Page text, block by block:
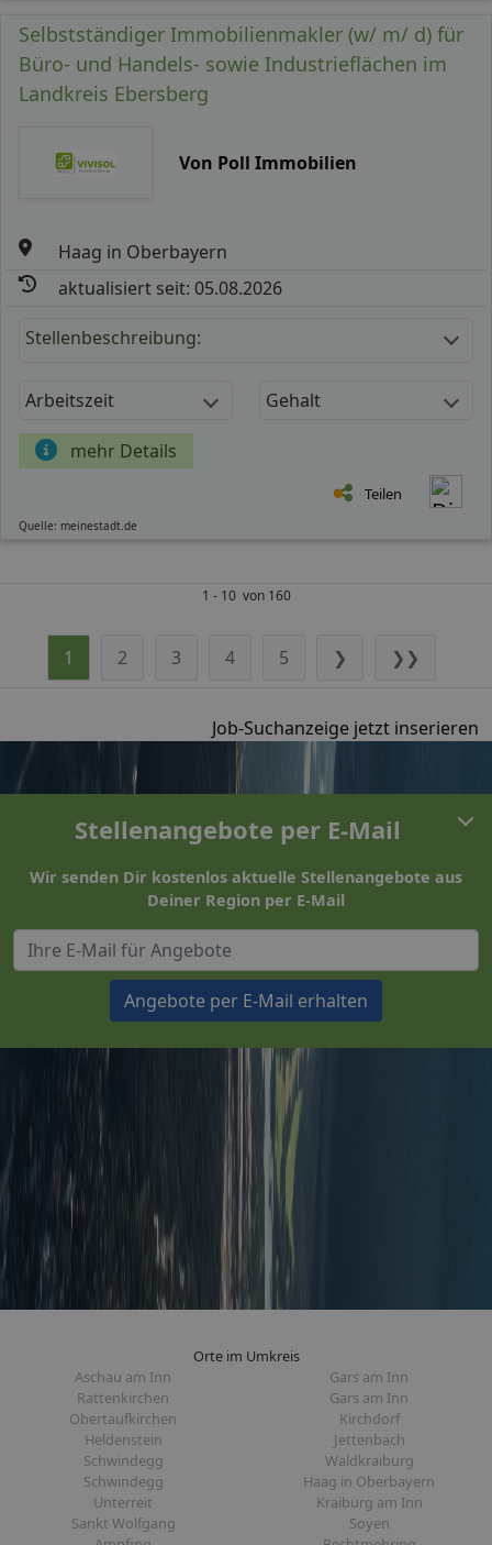
Selbstständiger Immobilienmakler (w/ m/ d) für
Büro- und Handels- sowie Industrieflächen im
Landkreis Ebersberg
Von Poll Immobilien
Haag in Oberbayern
aktualisiert seit: 05.08.2026
Stellenbeschreibung:
Arbeitszeit Gehalt
mehr Details
Teilen
Quelle: meinestadt.de
1 - 10 von 160
1 2 3 4 5 ❯ ❯❯
Job-Suchanzeige jetzt inserieren
Stellenangebote per E-Mail
Wir senden Dir kostenlos aktuelle Stellenangebote aus
Deiner Region per E-Mail
Angebote per E-Mail erhalten
Orte im Umkreis
Aschau am Inn
Gars am Inn
Rattenkirchen
Gars am Inn
Obertaufkirchen
Kirchdorf
Heldenstein
Jettenbach
Schwindegg
Waldkraiburg
Schwindegg
Haag in Oberbayern
Unterreit
Kraiburg am Inn
Sankt Wolfgang
Soyen